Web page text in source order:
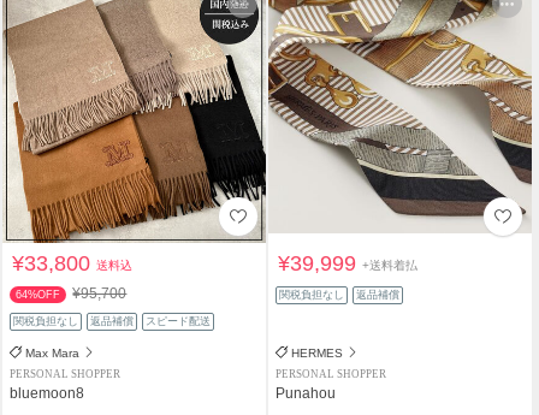
¥33,800送料込
64%OFF ¥95,700
関税負担なし 返品補償 スピード配送
Max Mara
PERSONAL SHOPPER
bluemoon8
¥39,999+送料着払
関税負担なし 返品補償
HERMES
PERSONAL SHOPPER
Punahou